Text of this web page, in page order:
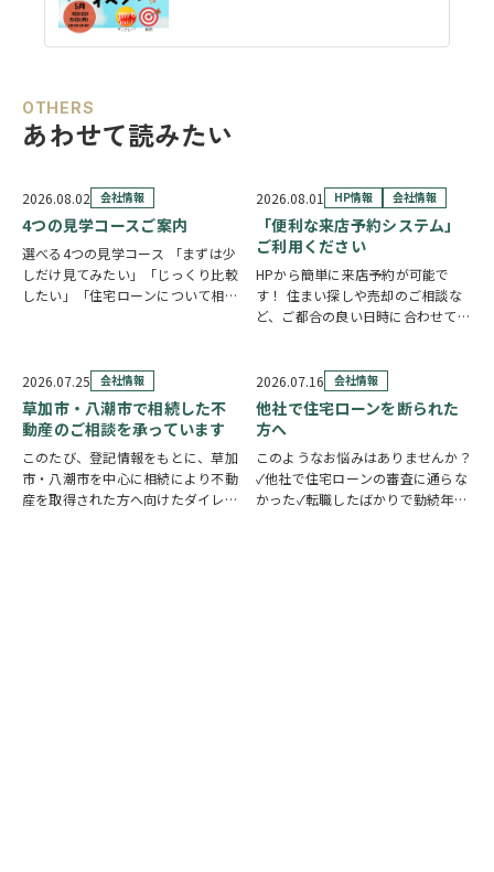
OTHERS
あわせて読みたい
2026.08.02 会社情報
4つの見学コースご案内
選べる4つの見学コース 「まずは少
しだけ見てみたい」「じっくり比較
したい」「住宅ローンについて相談
せて選べる4つの見学コースをご用
意しています。 …
2026.08.01 HP情報 会社情報
「便利な来店予約システム」
ご利用ください
HPから簡単に来店予約が可能で
す！ 住まい探しや売却のご相談な
ど、ご都合の良い日時に合わせてホ
望の日程を選んで、必要事項を入力
するだけで予約完了！ 「まずは相
談だけしたい」「気…
2026.07.25 会社情報
草加市・八潮市で相続した不
動産のご相談を承っています
このたび、登記情報をもとに、草加
市・八潮市を中心に相続により不動
産を取得された方へ向けたダイレク
2026.07.16 会社情報
他社で住宅ローンを断られた
方へ
このようなお悩みはありませんか？
✓他社で住宅ローンの審査に通らな
かった✓転職したばかりで勤続年数